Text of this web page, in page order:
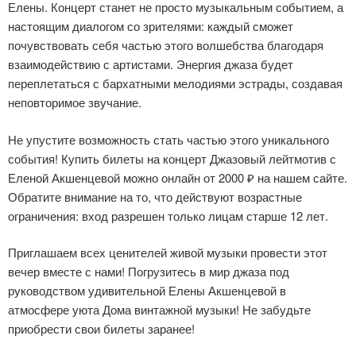
Елены. Концерт станет не просто музыкальным событием, а
настоящим диалогом со зрителями: каждый сможет
почувствовать себя частью этого волшебства благодаря
взаимодействию с артистами. Энергия джаза будет
переплетаться с бархатными мелодиями эстрады, создавая
неповторимое звучание.
Не упустите возможность стать частью этого уникального
события! Купить билеты на концерт Джазовый лейтмотив с
Еленой Акшенцевой можно онлайн от 2000 ₽ на нашем сайте.
Обратите внимание на то, что действуют возрастные
ограничения: вход разрешен только лицам старше 12 лет.
Приглашаем всех ценителей живой музыки провести этот
вечер вместе с нами! Погрузитесь в мир джаза под
руководством удивительной Елены Акшенцевой в
атмосфере уюта Дома винтажной музыки! Не забудьте
приобрести свои билеты заранее!